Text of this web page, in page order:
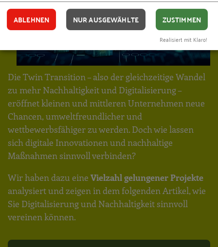
Die Twin Transition – also der gleichzeitige Wandel
zu mehr Nachhaltigkeit und Digitalisierung –
eröffnet kleinen und mittleren Unternehmen neue
Chancen, umweltfreundlicher und
wettbewerbsfähiger zu werden. Doch wie lassen
sich digitale Innovationen und nachhaltige
Maßnahmen sinnvoll verbinden?
Wir haben dazu eine Vielzahl gelungener Projekte
analysiert und zeigen in dem folgenden Artikel, wie
Sie Digitalisierung und Nachhaltigkeit sinnvoll
vereinen können.
ABLEHNEN NUR AUSGEWÄHLTE ZUSTIMMEN
Realisiert mit Klaro!